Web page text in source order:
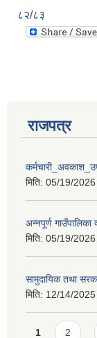
८२/८३
राजपत्र
मिति: 05/19/
अन्नपूर्ण
मिति: 05/19/
सामुदायिक तथा
मिति: 12/14/
Pages
1 2